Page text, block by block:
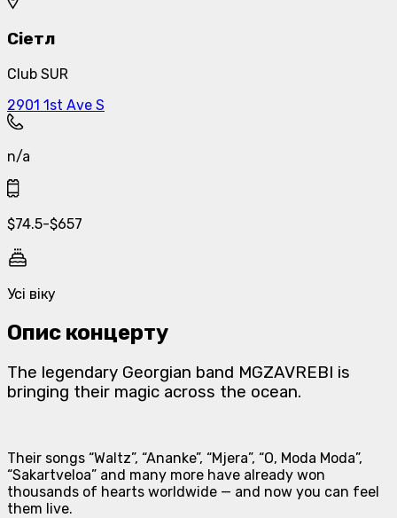
Сіетл
Club SUR
2901 1st Ave S
n/a
$74.5-$657
Усі віку
Опис концерту
The legendary Georgian band MGZAVREBI is
bringing their magic across the ocean.
Their songs “Waltz”, “Ananke”, “Mjera”, “O, Moda Moda”,
“Sakartveloa” and many more have already won
thousands of hearts worldwide — and now you can feel
them live.